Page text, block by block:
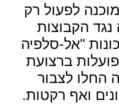
לפעול רק
הקבוצות
"אל-סלפיה
ברצועת
החלו לצבור
ואף רקטות.